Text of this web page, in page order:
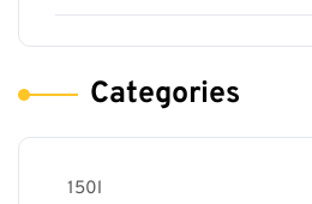
Categories
150l